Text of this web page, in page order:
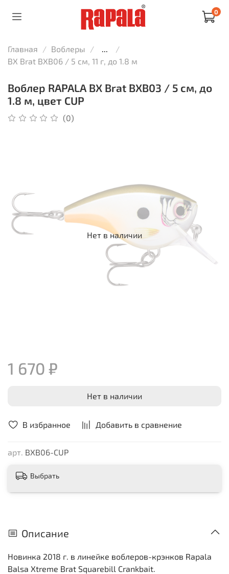
0
Главная Воблеры
...
BX Brat BXB06 / 5 см, 11 г, до 1.8 м
Воблер RAPALA BX Brat BXB03 / 5 см, до
1.8 м, цвет CUP
(0)
В избранное Добавить в сравнение
арт. BXB06-CUP
Нет в наличии
1 670 ₽
Нет в наличии
Выбрать
Описание
Новинка 2018 г. в линейке воблеров-крэнков Rapala
Balsa Xtreme Brat Squarebill Crankbait.